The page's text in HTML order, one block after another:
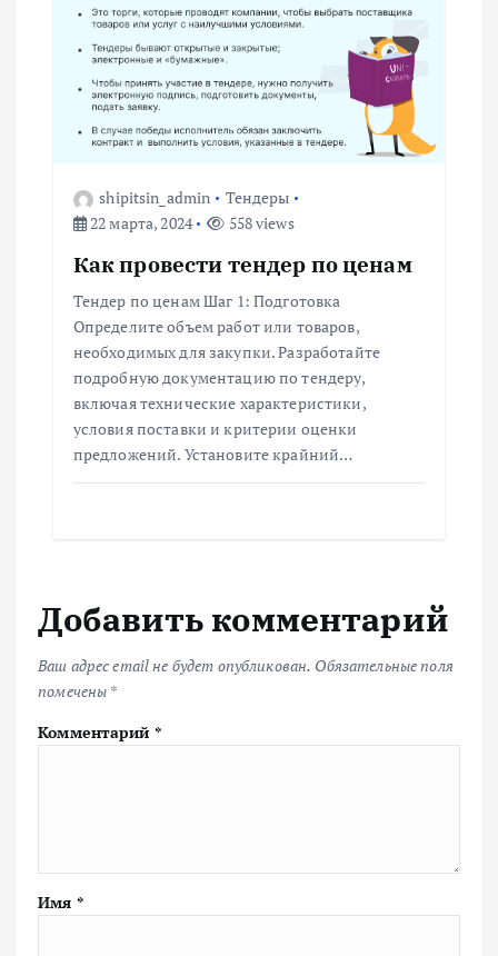
shipitsin_admin
Тендеры
22 марта, 2024
558 views
Как провести тендер по ценам
Тендер по ценам Шаг 1: Подготовка
Определите объем работ или товаров,
необходимых для закупки. Разработайте
подробную документацию по тендеру,
включая технические характеристики,
условия поставки и критерии оценки
предложений. Установите крайний…
Добавить комментарий
Ваш адрес email не будет опубликован. Обязательные поля
помечены *
Комментарий *
Имя *